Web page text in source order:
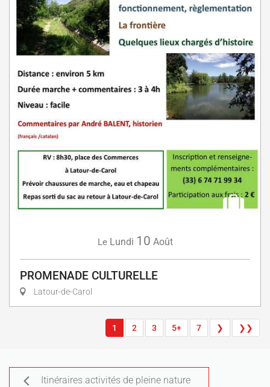
Le Lundi 10 Août
PROMENADE CULTURELLE
Latour-de-Carol
1 2 3 5+ 7 ❯ ❯❯
Itinéraires activités de pleine nature